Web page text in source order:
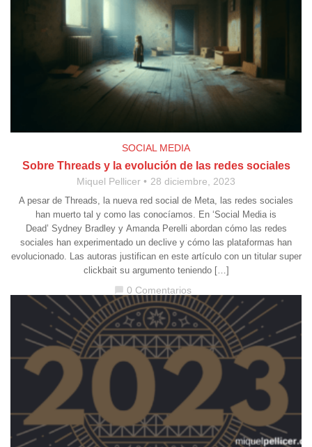
SOCIAL MEDIA
Sobre Threads y la evolución de las redes sociales
Miquel Pellicer 28 diciembre, 2023
A pesar de Threads, la nueva red social de Meta, las redes sociales
han muerto tal y como las conocíamos. En ‘Social Media is
Dead’ Sydney Bradley y Amanda Perelli abordan cómo las redes
sociales han experimentado un declive y cómo las plataformas han
evolucionado. Las autoras justifican en este artículo con un titular super
clickbait su argumento teniendo […]
0 Comentarios